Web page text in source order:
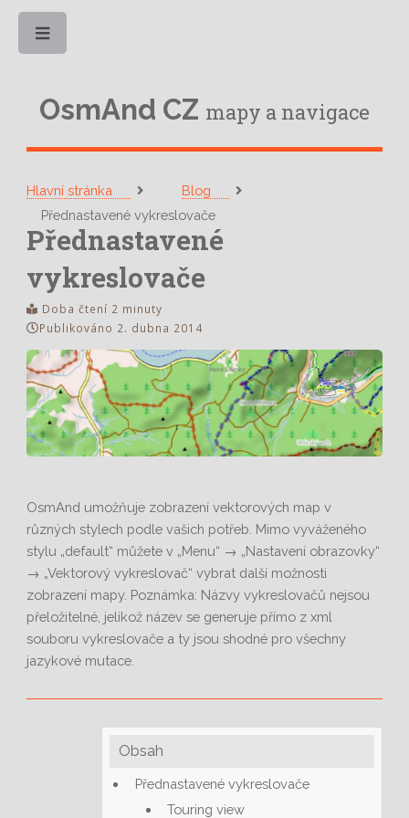
OsmAnd CZ mapy a navigace
Hlavní stránka
Blog
Přednastavené vykreslovače
Přednastavené
vykreslovače
Doba čtení 2 minuty
Publikováno 2. dubna 2014
OsmAnd umožňuje zobrazení vektorových map v
různých stylech podle vašich potřeb. Mimo vyváženého
stylu „default“ můžete v „Menu“ → „Nastavení obrazovky“
→ „Vektorový vykreslovač“ vybrat další možnosti
zobrazení mapy. Poznámka: Názvy vykreslovačů nejsou
přeložitelné, jelikož název se generuje přímo z xml
souboru vykreslovače a ty jsou shodné pro všechny
jazykové mutace.
Obsah
Přednastavené vykreslovače
Touring view